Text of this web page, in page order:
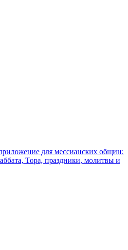
для мессианских общин:
Тора, праздники, молитвы и